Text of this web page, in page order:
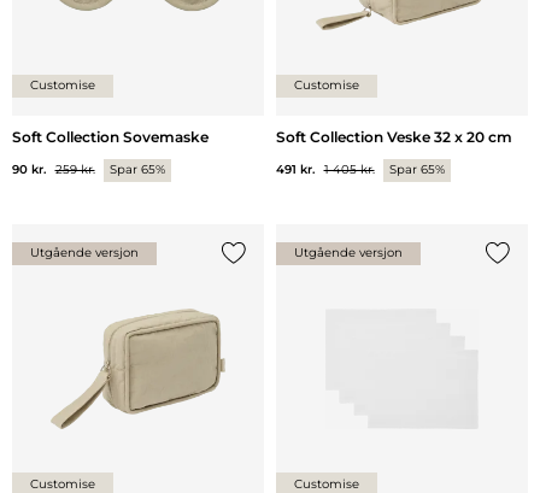
Customise
Soft Collection Sovemaske
90 kr. 259 kr. Spar 65%
Customise
Soft Collection Veske 32 x 20 cm
491 kr. 1 405 kr. Spar 65%
Utgående versjon
Customise
Utgående versjon
Customise